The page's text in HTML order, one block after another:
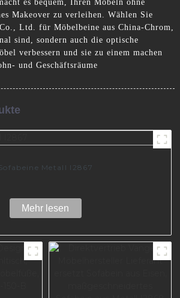
es bequem, Ihren Möbeln ohne
Makeover zu verleihen. Wählen Sie
Ltd. für Möbelbeine aus China-Chrom,
sind, sondern auch die optische
verbessern und sie zu einem machen
und Geschäftsräume
Metall I2867
Mehr lesen